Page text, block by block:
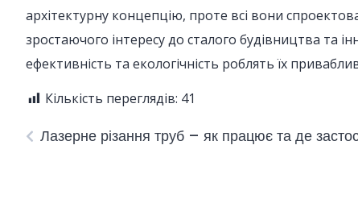
архітектурну концепцію, проте всі вони
зростаючого інтересу до сталого будівництва та
ефективність та екологічність роблять їх
Кількість переглядів: 41
Лазерне різання труб – як працює та де